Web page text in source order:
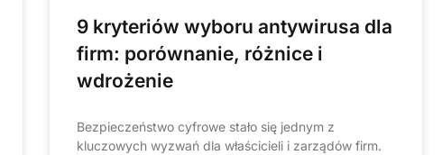
9 kryteriów wyboru antywirusa dla
firm: porównanie, różnice i
wdrożenie
Bezpieczeństwo cyfrowe stało się jednym z
kluczowych wyzwań dla właścicieli i zarządów firm.